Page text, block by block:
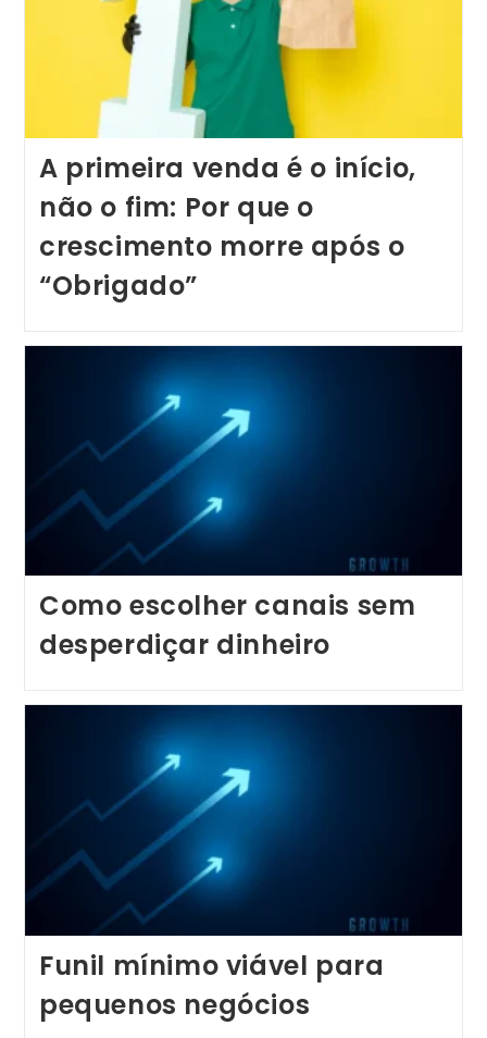
A primeira venda é o início,
não o fim: Por que o
crescimento morre após o
“Obrigado”
Como escolher canais sem
desperdiçar dinheiro
Funil mínimo viável para
pequenos negócios